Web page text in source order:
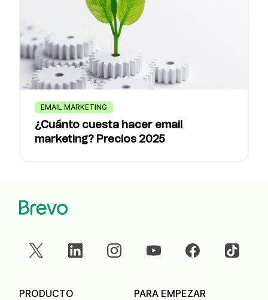
EMAIL MARKETING
¿Cuánto cuesta hacer email
marketing? Precios 2025
PRODUCTO PARA EMPEZAR